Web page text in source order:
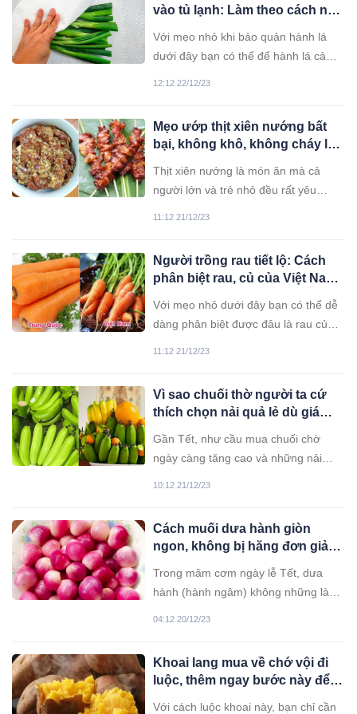
vào tủ lạnh: Làm theo cách này
hỏng
Với mẹo nhỏ khi bảo quản hành lá
dưới đây bạn có thể để hành lá cả
12:12 22/12/23
Mẹo ướp thịt xiên nướng bất
bại, không khô, không cháy lại
Thịt xiên nướng là món ăn mà cả
người lớn và trẻ nhỏ đều rất yêu
11:12 21/12/23
Người trồng rau tiết lộ: Cách
phân biệt rau, củ của Việt Nam
bao giờ nhầm lẫn
Với mẹo nhỏ dưới đây bạn có thể dễ
dàng phân biệt được đâu là rau củ
11:12 21/12/23
Vì sao chuối thờ người ta cứ
thích chọn nải quả lẻ dù giá
ngờ!
Gần Tết, như cầu mua chuối chờ
ngày càng tăng cao và những nải
10:12 21/12/23
Cách muối dưa hành giòn
ngon, không bị hăng đơn giản
Trong mâm cơm ngày lễ Tết, dưa
hành (hành ngâm) không những làm
04:12 20/12/23
Khoai lang mua về chớ vội đi
luộc, thêm ngay bước này để
Với cách luộc khoai này, bạn chỉ cần